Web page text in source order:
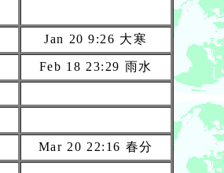
Jan 20 9:26 大寒
Feb 18 23:29 雨水
Mar 20 22:16 春分